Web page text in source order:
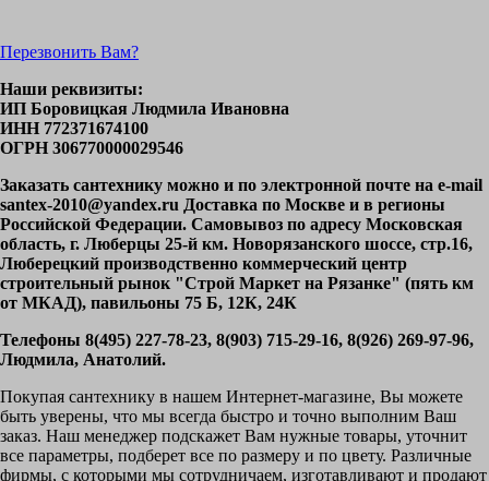
Перезвонить Вам?
Наши реквизиты:
ИП Боровицкая Людмила Ивановна
ИНН 772371674100
ОГРН 306770000029546
Заказать сантехнику можно и по электронной почте на e-mail
santex-2010@yandex.ru Доставка по Москве и в регионы
Российской Федерации. Самовывоз по адресу Московская
область, г. Люберцы 25-й км. Новорязанского шоссе, стр.16,
Люберецкий производственно коммерческий центр
строительный рынок "Строй Маркет на Рязанке" (пять км
от МКАД), павильоны 75 Б, 12К, 24К
Телефоны 8(495) 227-78-23, 8(903) 715-29-16, 8(926) 269-97-96,
Людмила, Анатолий.
Покупая сантехнику в нашем Интернет-магазине, Вы можете
быть уверены, что мы всегда быстро и точно выполним Ваш
заказ. Наш менеджер подскажет Вам нужные товары, уточнит
все параметры, подберет все по размеру и по цвету. Различные
фирмы, с которыми мы сотрудничаем, изготавливают и продают